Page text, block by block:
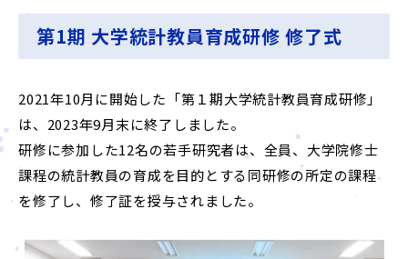
お問い合わせ
第1期 大学統計教員育成研修 修了式
2021年10月に開始した「第１期大学統計教員育成研修」
は、2023年9月末に終了しました。
研修に参加した12名の若手研究者は、全員、大学院修士
課程の統計教員の育成を目的とする同研修の所定の課程
を修了し、修了証を授与されました。